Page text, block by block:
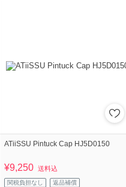
ATiiSSU Pintuck Cap HJ5D0150
¥9,250 送料込
関税負担なし 返品補償